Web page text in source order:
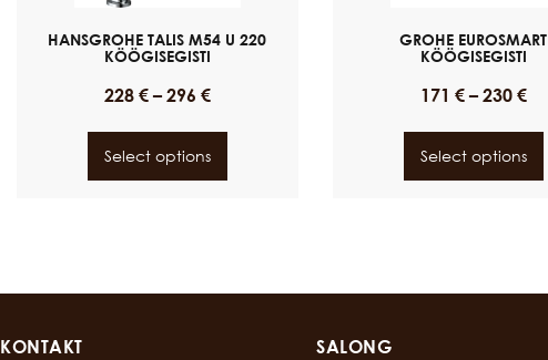
HANSGROHE TALIS M54 U 220
KÖÖGISEGISTI
228 €– 296 €
Select options
GROHE EUROSMART
KÖÖGISEGISTI
171 €– 230 €
Select options
KONTAKT SALONG